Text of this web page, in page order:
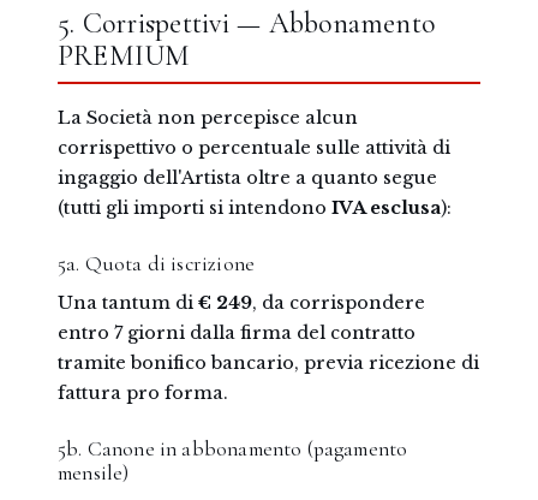
5. Corrispettivi — Abbonamento
PREMIUM
La Società non percepisce alcun
corrispettivo o percentuale sulle attività di
ingaggio dell'Artista oltre a quanto segue
(tutti gli importi si intendono IVA esclusa):
5a. Quota di iscrizione
Una tantum di € 249, da corrispondere
entro 7 giorni dalla firma del contratto
tramite bonifico bancario, previa ricezione di
fattura pro forma.
5b. Canone in abbonamento (pagamento
mensile)